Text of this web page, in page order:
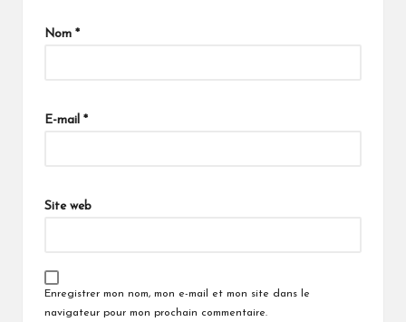
Nom *
E-mail *
Site web
Enregistrer mon nom, mon e-mail et mon site dans le
navigateur pour mon prochain commentaire.